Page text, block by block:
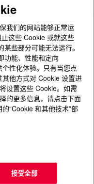
?
我们的网站能够正常运
这些 Cookie 或就这些
些部分可能无法运行。
功能、性能和定向
性化体验。只有当您点
其他方式对 Cookie 设置进
设置这些 Cookie。如需
的更多信息，请点击下面
“Cookie 和其他技术”部
接受全部